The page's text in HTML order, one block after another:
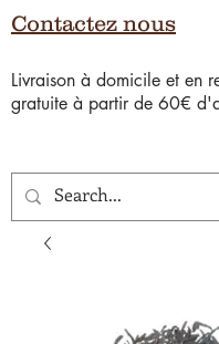
Livraison à domicile et en
gratuite à partir de 60€
Contactez nous